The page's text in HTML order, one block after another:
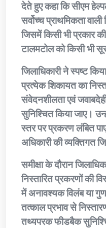
देते हुए कहा कि सीएम
सर्वोच्च प्राथमिकता
जिसमें किसी भी प्रकार
टालमटोल को किसी भी
जिलाधिकारी ने स्पष्ट
प्रत्येक शिकायत का
संवेदनशीलता एवं
सुनिश्चित किया जाए।
स्तर पर प्रकरण लंबित
अधिकारी की व्यक्तिगत
समीक्षा के दौरान
निस्तारित प्रकरणों की
में अनावश्यक विलंब या
तत्काल प्रभाव से
तथ्यपरक फीडबैक